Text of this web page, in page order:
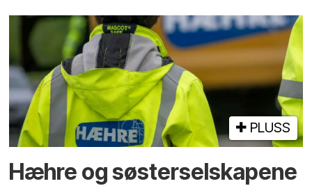
PLUSS
Hæhre og søster­selskapene